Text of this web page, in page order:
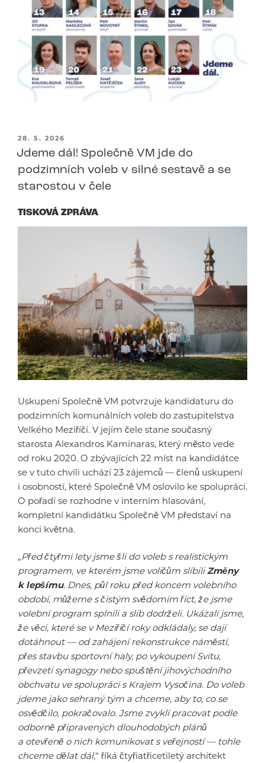
PUBLIKOVÁNO
28. 5. 2026
Jdeme dál! Společně VM jde do
podzimních voleb v silné sestavě a se
starostou v čele
TISKOVÁ ZPRÁVA
Uskupení Společně VM potvrzuje kandidaturu do
podzimních komunálních voleb do zastupitelstva
Velkého Meziříčí. V jejím čele stane současný
starosta Alexandros Kaminaras, který město vede
od roku 2020. O zbývajících 22 míst na kandidátce
se v tuto chvíli uchází 23 zájemců — členů uskupení
i osobností, které Společně VM oslovilo ke spolupráci.
O pořadí se rozhodne v interním hlasování,
kompletní kandidátku Společně VM představí na
konci května.
„Před čtyřmi lety jsme šli do voleb s realistickým
programem, ve kterém jsme voličům slíbiliZměny
k lepšímu. Dnes, půl roku před koncem volebního
období, můžeme s čistým svědomím říct, že jsme
volební program splnili a slib dodrželi. Ukázali jsme,
že věci, které se v Meziříčí roky odkládaly, se dají
dotáhnout — od zahájení rekonstrukce náměstí,
přes stavbu sportovní haly, po vykoupení Svitu,
převzetí synagogy nebo spuštění jihovýchodního
obchvatu ve spolupráci s Krajem Vysočina. Do voleb
jdeme jako sehraný tým a chceme, aby to, co se
osvědčilo, pokračovalo. Jsme zvyklí pracovat podle
odborně připravených dlouhodobých plánů
a otevřeně o nich komunikovat s veřejností — tohle
chceme dělat dál,“ říká čtyřiatřicetiletý architekt